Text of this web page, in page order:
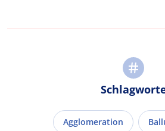
Agglomeration